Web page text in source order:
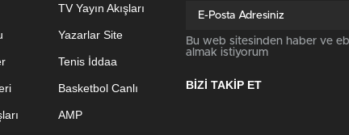
TV Yayın Akışları
Yazarlar Site
Tenis İddaa
Basketbol Canlı
AMP
Bu web sitesinden haber ve
almak istiyorum
BİZİ TAKİP ET